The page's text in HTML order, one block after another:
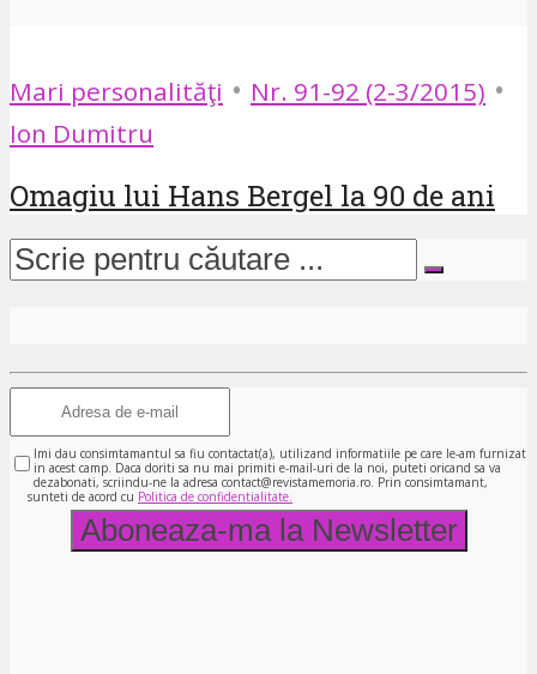
Mari personalităţi • Nr. 91-92 (2-3/2015) •
Ion Dumitru
Omagiu lui Hans Bergel la 90 de ani
Imi dau consimtamantul sa fiu contactat(a), utilizand informatiile pe care le-am furnizat
in acest camp. Daca doriti sa nu mai primiti e-mail-uri de la noi, puteti oricand sa va
dezabonati, scriindu-ne la adresa contact@revistamemoria.ro. Prin consimtamant,
sunteti de acord cu Politica de confidentialitate.